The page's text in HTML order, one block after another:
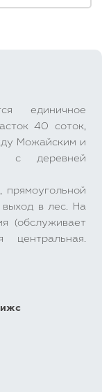
единичное
40 соток,
Можайским и
с деревней
в лес. На
(обслуживает
центральная.
ижс